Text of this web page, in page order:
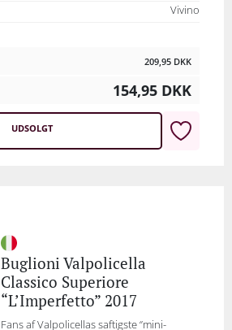
Vivino
209,95 DKK
154,95 DKK
UDSOLGT
Buglioni Valpolicella
Classico Superiore
“L’Imperfetto” 2017
Fans af Valpolicellas saftigste ‘’mini-